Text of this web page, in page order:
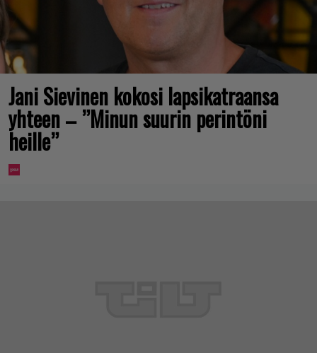
Jani Sievinen kokosi lapsikatraansa
yhteen – ”Minun suurin perintöni
heille”